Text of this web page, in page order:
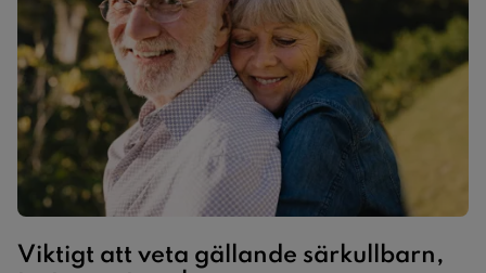
Vik­tigt att veta gäl­lan­de sär­kull­barn,